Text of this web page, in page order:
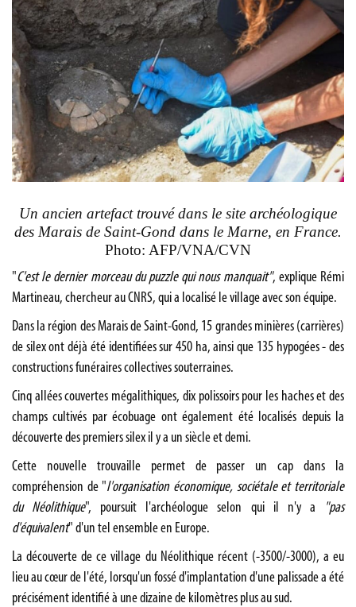
Un ancien artefact trouvé dans le site archéologique
des Marais de Saint-Gond dans le Marne, en France.
Photo: AFP/VNA/CVN
"C'est le dernier morceau du puzzle qui nous manquait", explique Rémi
Martineau, chercheur au CNRS, qui a localisé le village avec son équipe.
Dans la région des Marais de Saint-Gond, 15 grandes minières (carrières)
de silex ont déjà été identifiées sur 450 ha, ainsi que 135 hypogées - des
constructions funéraires collectives souterraines.
Cinq allées couvertes mégalithiques, dix polissoirs pour les haches et des
champs cultivés par écobuage ont également été localisés depuis la
découverte des premiers silex il y a un siècle et demi.
Cette nouvelle trouvaille permet de passer un cap dans la
compréhension de "l'organisation économique, sociétale et territoriale
du Néolithique", poursuit l'archéologue selon qui il n'y a
"pas
d'équivalent" d'un tel ensemble en Europe.
La découverte de ce village du Néolithique récent (-3500/-3000), a eu
lieu au cœur de l'été, lorsqu'un fossé d'implantation d'une palissade a été
précisément identifié à une dizaine de kilomètres plus au sud.